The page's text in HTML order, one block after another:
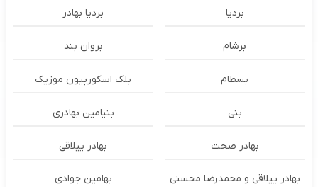
بردیا بردیا بهادر
برشام بروان بند
بسطام بلک اسکورپیون موزیک
بنی بنیامین بهادری
بهادر صحت بهادر ییلاقی
بهادر ییلاقی و محمدرضا محسنی بهامین جوادی